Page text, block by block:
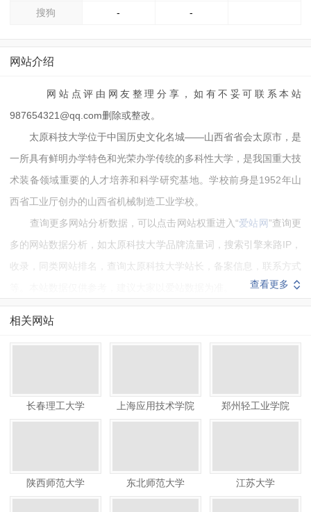
搜狗 - -
网站介绍
网站点评由网友整理分享，如有不妥可联系本站
987654321@qq.com删除或整改。
太原科技大学位于中国历史文化名城――山西省省会太原市，是
一所具有鲜明办学特色和光荣办学传统的多科性大学，是我国重大技
术装备领域重要的人才培养和科学研究基地。学校前身是1952年山
西省工业厅创办的山西省机械制造工业学校。
查询更多网站分析数据，可以点击网站权重进入“爱站网”查询更
多的网站数据分析，如太原科技大学品牌流量词，搜索引擎来路IP，
收录，同类网站排名，查询太原科技大学站长，备案信息，联系方式
查看更多
相关网站
长春理工大学 上海应用技术学院 郑州轻工业学院
陕西师范大学 东北师范大学 江苏大学